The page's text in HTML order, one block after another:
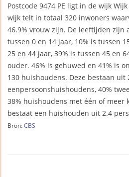
Postcode 9474 PE ligt in de wijk
wijk telt in totaal 320 inwoners
46.9% vrouw zijn. De leeftijden zijn
tussen 0 en 14 jaar, 10% is tussen
25 en 44 jaar, 39% is tussen 45 en
ouder. 46% is gehuwed en 41% is
130 huishoudens. Deze bestaan uit
eenpersoonshuishoudens, 40%
38% huishoudens met één of meer
bestaat een huishouden uit 2.4
Bron: CBS